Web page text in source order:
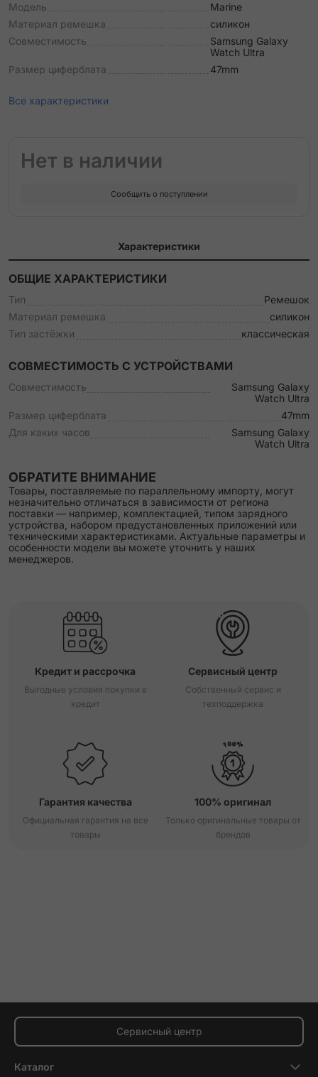
Модель
Marine
Материал ремешка
силикон
Совместимость
Samsung Galaxy
Watch Ultra
Размер циферблата
47mm
Все характеристики
Нет в наличии
Сообщить о поступлении
Характеристики
ОБЩИЕ ХАРАКТЕРИСТИКИ
Тип
Ремешок
Материал ремешка
силикон
Тип застёжки
классическая
СОВМЕСТИМОСТЬ С УСТРОЙСТВАМИ
Совместимость
Samsung Galaxy
Watch Ultra
Размер циферблата
47mm
Для каких часов
Samsung Galaxy
Watch Ultra
ОБРАТИТЕ ВНИМАНИЕ
Товары, поставляемые по параллельному импорту, могут
незначительно отличаться в зависимости от региона
поставки — например, комплектацией, типом зарядного
устройства, набором предустановленных приложений или
техническими характеристиками. Актуальные параметры и
особенности модели вы можете уточнить у наших
менеджеров.
Кредит и рассрочка
Выгодные условия покупки в
кредит
Сервисный центр
Собственный сервис и
техподдержка
Гарантия качества
Официальная гарантия на все
товары
100% оригинал
Только оригинальные товары от
брендов
Сервисный центр
Каталог